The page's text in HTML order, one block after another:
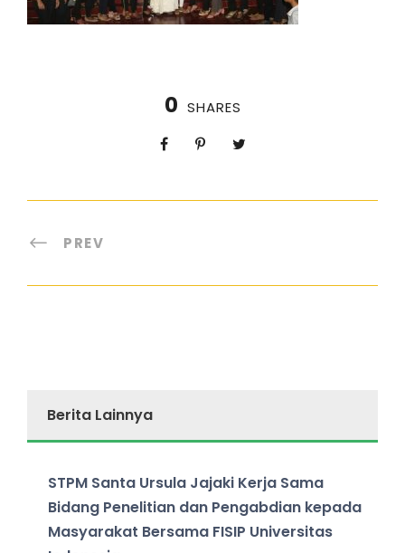
0 SHARES
PREV
Berita Lainnya
STPM Santa Ursula Jajaki Kerja Sama
Bidang Penelitian dan Pengabdian kepada
Masyarakat Bersama FISIP Universitas